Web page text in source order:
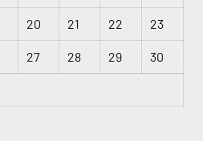
20 21 22 23
27 28 29 30